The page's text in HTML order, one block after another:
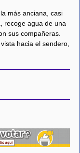
más anciana, casi
recoge agua de una
sus compañeras.
hacia el sendero,